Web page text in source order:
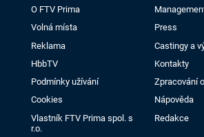
O FTV Prima
Volná místa
Press
Reklama
Castingy a
HbbTV
Kontakty
Podmínky užívání
Zpracování
Cookies
Nápověda
Vlastník FTV Prima spol. s
r.o.
Redakce